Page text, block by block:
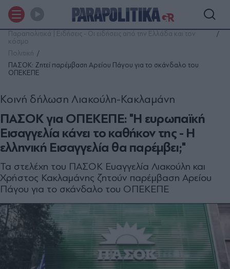
Παραπολιτικά | Ειδήσεις - Οι ειδήσεις από την Ελλάδα και τον
κόσμο
Πολιτική
ΠΑΣΟΚ: Ζητεί παρέμβαση Αρείου Πάγου για το σκάνδαλο του
ΟΠΕΚΕΠΕ
ΠΑΣΟΚ για ΟΠΕΚΕΠΕ: "Η ευρωπαϊκή
Εισαγγελία κάνει το καθήκον της - Η
ελληνική Εισαγγελία θα παρέμβει;"
Κοινή δήλωση Λιακούλη-Κακλαμάνη
Τα στελέχη του ΠΑΣΟΚ Ευαγγελία Λιακούλη και
Χρήστος Κακλαμάνης ζητούν παρέμβαση Αρείου
Πάγου για το σκάνδαλο του ΟΠΕΚΕΠΕ